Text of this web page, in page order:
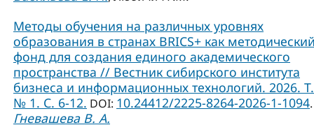
Методы обучения на различных уровнях
образования в странах BRICS+ как
фонд для создания единого академического
пространства // Вестник сибирского института
бизнеса и информационных технологий. 2026.
№ 1. С. 6-12. DOI: 10.24412/2225-8264-2026-1-1094.
Гневашева В. А.